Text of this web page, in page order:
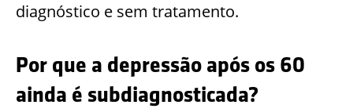
diagnóstico e sem tratamento.
Por que a depressão após os 60
ainda é subdiagnosticada?